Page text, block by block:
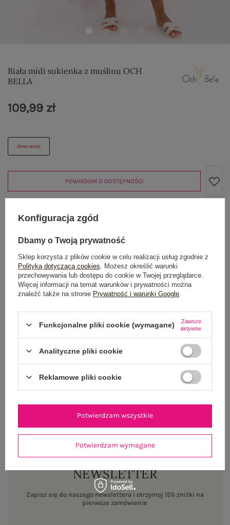
Biała midi sukienka z muślinu OCH
BELLA
One size
109,99 zł
POWIADOM O DOSTĘPNOŚCI
Produkt niedostępny
OPIS PRODUKTU
GŁÓWNE PARAMETRY
ZWROTY I REKLAMACJE
NEWSLETTER
Zapisz się do naszego newslettera i otrzymaj 15% zniżki na
pierwsze zamówienie
Konfiguracja zgód
Dbamy o Twoją prywatność
Sklep korzysta z plików cookie w celu realizacji usług zgodnie z
Polityką dotyczącą cookies . Możesz określić warunki
przechowywania lub dostępu do cookie w Twojej przeglądarce.
Więcej informacji na temat warunków i prywatności można
znaleźć także na stronie Prywatność i warunki Google
Funkcjonalne pliki cookie (wymagane)
Zawsze
aktywne
Analityczne pliki cookie
Reklamowe pliki cookie
Potwierdzam wymagane
Potwierdzam wszystkie